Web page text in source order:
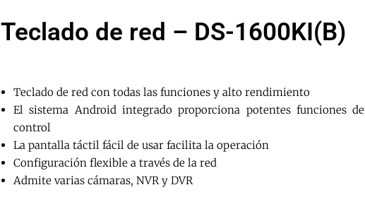
Teclado de red – DS-1600KI(B)
Teclado de red con todas las funciones y alto rendimiento
El sistema Android integrado proporciona potentes funciones de
control
La pantalla táctil fácil de usar facilita la operación
Configuración flexible a través de la red
Admite varias cámaras, NVR y DVR